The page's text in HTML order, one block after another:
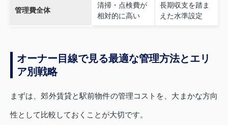
管理費全体
清掃・点検費が
相対的に高い
長期収支を踏ま
えた水準設定
オーナー目線で見る最適な管理方法とエリ
ア別戦略
まずは、郊外賃貸と駅前物件の管理コストを、大まかな方向
性として比較しておくことが大切です。